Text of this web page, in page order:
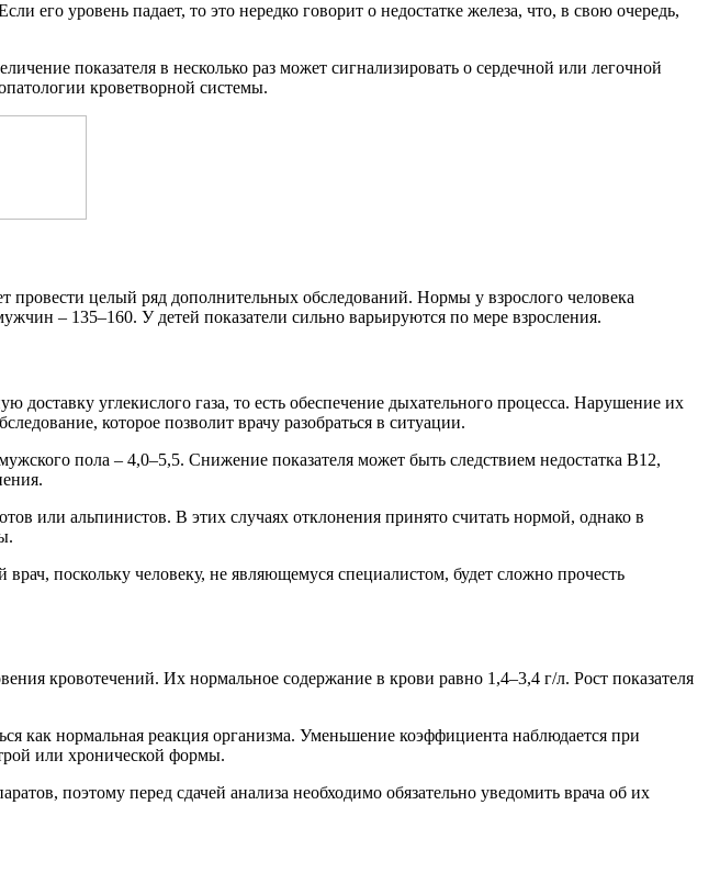
его уровень падает, то это нередко говорит о недостатке железа, что, в свою очередь,
показателя в несколько раз может сигнализировать о сердечной или легочной
кроветворной системы.
целый ряд дополнительных обследований. Нормы у взрослого человека
– 135–160. У детей показатели сильно варьируются по мере взросления.
углекислого газа, то есть обеспечение дыхательного процесса. Нарушение их
которое позволит врачу разобраться в ситуации.
пола – 4,0–5,5. Снижение показателя может быть следствием недостатка В12,
или альпинистов. В этих случаях отклонения принято считать нормой, однако в
поскольку человеку, не являющемуся специалистом, будет сложно прочесть
кровотечений. Их нормальное содержание в крови равно 1,4–3,4 г/л. Рост показателя
как нормальная реакция организма. Уменьшение коэффициента наблюдается при
или хронической формы.
поэтому перед сдачей анализа необходимо обязательно уведомить врача об их